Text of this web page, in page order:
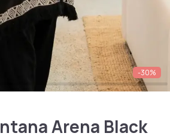
-30%
Arena Black